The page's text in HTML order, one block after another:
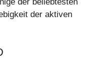
der aktiven